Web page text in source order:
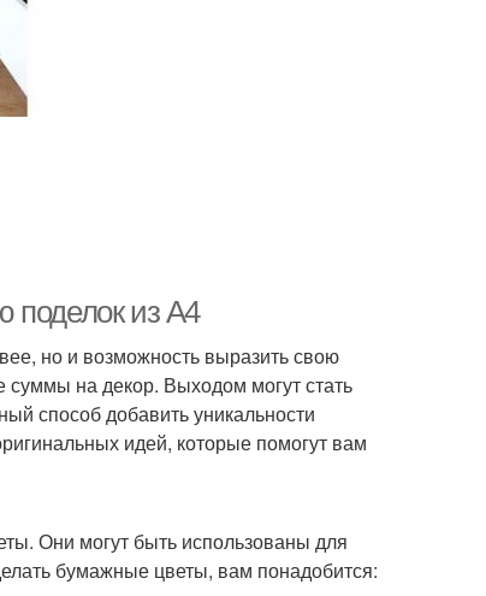
поделок из А4
но и возможность выразить свою
суммы на декор. Выходом могут стать
способ добавить уникальности
идей, которые помогут вам
Они могут быть использованы для
бумажные цветы, вам понадобится: